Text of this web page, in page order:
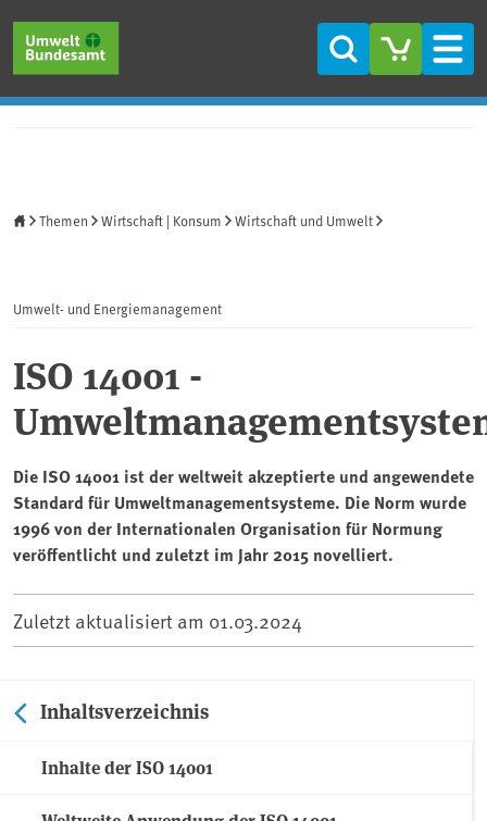
Suche
Themen Wirtschaft | Konsum Wirtschaft und Umwelt
Umwelt- und Energiemanagement
ISO 14001 -
Die ISO 14001 ist der weltweit akzeptierte und angewendete
Standard für Umweltmanagementsysteme. Die Norm wurde
1996 von der Internationalen Organisation für Normung
veröffentlicht und zuletzt im Jahr 2015 novelliert.
Zuletzt aktualisiert am 01.03.2024
Inhaltsverzeichnis
Inhalte der ISO 14001